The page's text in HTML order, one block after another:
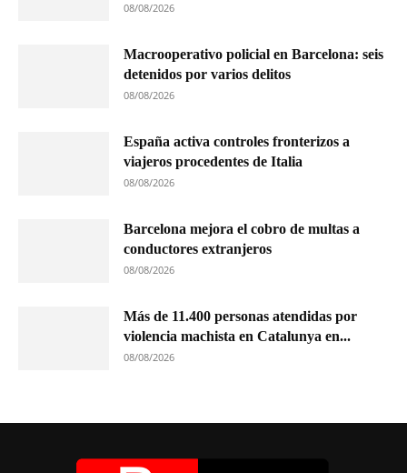
08/08/2026
Macrooperativo policial en Barcelona: seis
detenidos por varios delitos
08/08/2026
España activa controles fronterizos a
viajeros procedentes de Italia
08/08/2026
Barcelona mejora el cobro de multas a
conductores extranjeros
08/08/2026
Más de 11.400 personas atendidas por
violencia machista en Catalunya en...
08/08/2026